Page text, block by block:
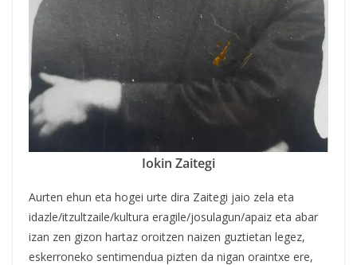
Iokin Zaitegi
Aurten ehun eta hogei urte dira Zaitegi jaio zela eta
idazle/itzultzaile/kultura eragile/josulagun/apaiz eta abar
izan zen gizon hartaz oroitzen naizen guztietan legez,
eskerroneko sentimendua pizten da nigan oraintxe ere,